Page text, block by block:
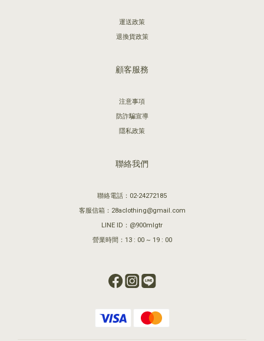
運送政策
退換貨政策
顧客服務
注意事項
防詐騙宣導
隱私政策
聯絡我們
聯絡電話：02-24272185
客服信箱：28aclothing@gmail.com
LINE ID：@900mlgtr
營業時間：13 : 00 ~ 19 : 00